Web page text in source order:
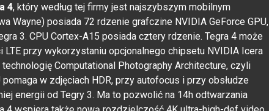
4, który według tej firmy jest najszybszym mobilnym
Wayne) posiada 72 rdzenie grafczine NVIDIA GeForce GPU,
3. CPU Cortex-A15 posiada cztery rdzenie. Tegra 4 może
przy wykorzystaniu opcjonalnego chipsetu NVIDIA Icera
Computational Photography Architecture, czyli
w zdjęciach HDR, przy autofocus i przy obsłudze
energii od Tegry 3. Ma to pozwolić na 14h odtwarzania